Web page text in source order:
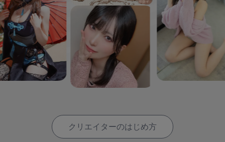
クリエイターのはじめ方